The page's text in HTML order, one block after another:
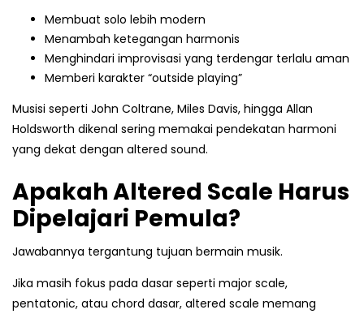
Membuat solo lebih modern
Menambah ketegangan harmonis
Menghindari improvisasi yang terdengar terlalu aman
Memberi karakter “outside playing”
Musisi seperti John Coltrane, Miles Davis, hingga Allan
Holdsworth dikenal sering memakai pendekatan harmoni
yang dekat dengan altered sound.
Apakah Altered Scale Harus
Dipelajari Pemula?
Jawabannya tergantung tujuan bermain musik.
Jika masih fokus pada dasar seperti major scale,
pentatonic, atau chord dasar, altered scale memang